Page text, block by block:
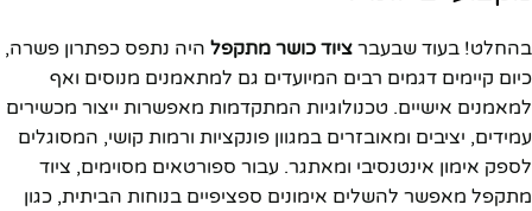
בהחלט! בעוד שבעבר ציוד כושר מתקפל היה נתפס כפתרון פשרה,
כיום קיימים דגמים רבים המיועדים גם למתאמנים מנוסים ואף
למאמנים אישיים. טכנולוגיות המתקדמות מאפשרות ייצור מכשירים
עמידים, יציבים ומאובזרים במגוון פונקציות ורמות קושי, המסוגלים
לספק אימון אינטנסיבי ומאתגר. עבור ספורטאים מסוימים, ציוד
מתקפל מאפשר להשלים אימונים ספציפיים בנוחות הביתית, כגון